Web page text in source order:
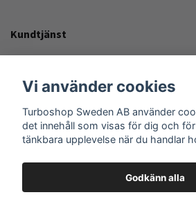
Kundtjänst
Sociala medier
Vi använder cookies
Turboshop Sweden AB använder
det innehåll som visas för dig och
tänkbara upplevelse när du handlar
Godkänn alla